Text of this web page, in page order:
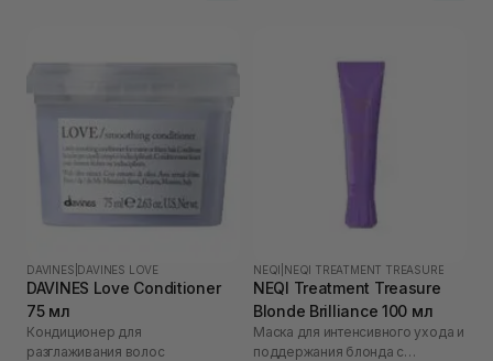
DAVINES DAVINES LOVE
DAVINES Love Conditioner
75 мл
Кондиционер для
разглаживания волос
NEQI NEQI TREATMENT TREASURE
NEQI Treatment Treasure
Blonde Brilliance 100 мл
Маска для интенсивного ухода и
поддержания блонда с